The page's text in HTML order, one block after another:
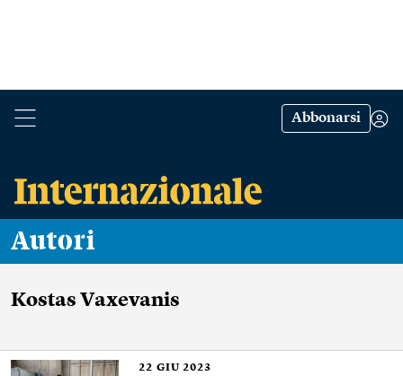
Abbonarsi
Autori
Kostas Vaxevanis
22 GIU 2023